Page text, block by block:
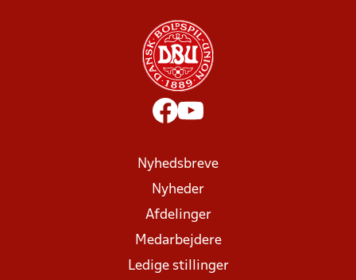
Nyhedsbreve
Nyheder
Afdelinger
Medarbejdere
Ledige stillinger